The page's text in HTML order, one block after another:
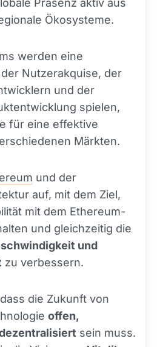
Präsenz aktiv aus
Ökosysteme.
werden eine
Nutzerakquise, der
und der
spielen,
für eine effektive
Märkten.
und der
auf, mit dem Ziel,
mit dem Ethereum-
und gleichzeitig die
und
zu verbessern.
die Zukunft von
offen,
sein muss.